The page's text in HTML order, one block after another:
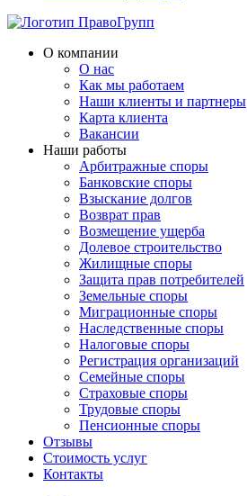
О компании
О нас
Как мы работаем
Наши клиенты и партнеры
Карта клиента
Вакансии
Наши работы
Арбитражные споры
Банковские споры
Взыскание долгов
Возврат прав
Возмещение ущерба
Долевое строительство
Жилищные споры
Защита прав потребителей
Земельные споры
Миграционные споры
Наследственные споры
Налоговые споры
Регистрация организаций
Семейные споры
Страховые споры
Трудовые споры
Пенсионные споры
Отзывы
Стоимость услуг
Контакты